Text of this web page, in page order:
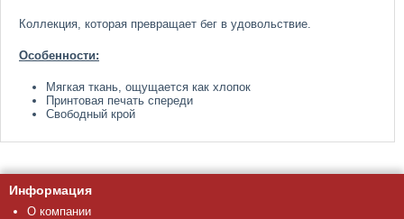
Коллекция, которая превращает бег в удовольствие.
Особенности:
Мягкая ткань, ощущается как хлопок
Принтовая печать спереди
Свободный крой
Информация
О компании